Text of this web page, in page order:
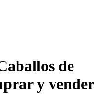
de
y vender